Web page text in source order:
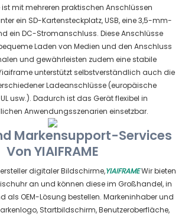
ist mit mehreren praktischen Anschlüssen
ein SD-Kartensteckplatz, USB, eine 3,5-mm-
ein DC-Stromanschluss. Diese Anschlüsse
Laden von Medien und den Anschluss
und gewährleisten zudem eine stabile
unterstützt selbstverständlich auch die
Ladeanschlüsse (europäische
usw.). Dadurch ist das Gerät flexibel in
Anwendungsszenarien einsetzbar.
Markensupport-Services
Von YIAIFRAME
digitaler Bildschirme,YIAIFRAMEWir bieten
an und können diese im Großhandel, in
als OEM-Lösung bestellen. Markeninhaber und
Startbildschirm, Benutzeroberfläche,